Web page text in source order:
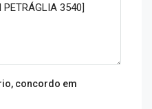
concordo em